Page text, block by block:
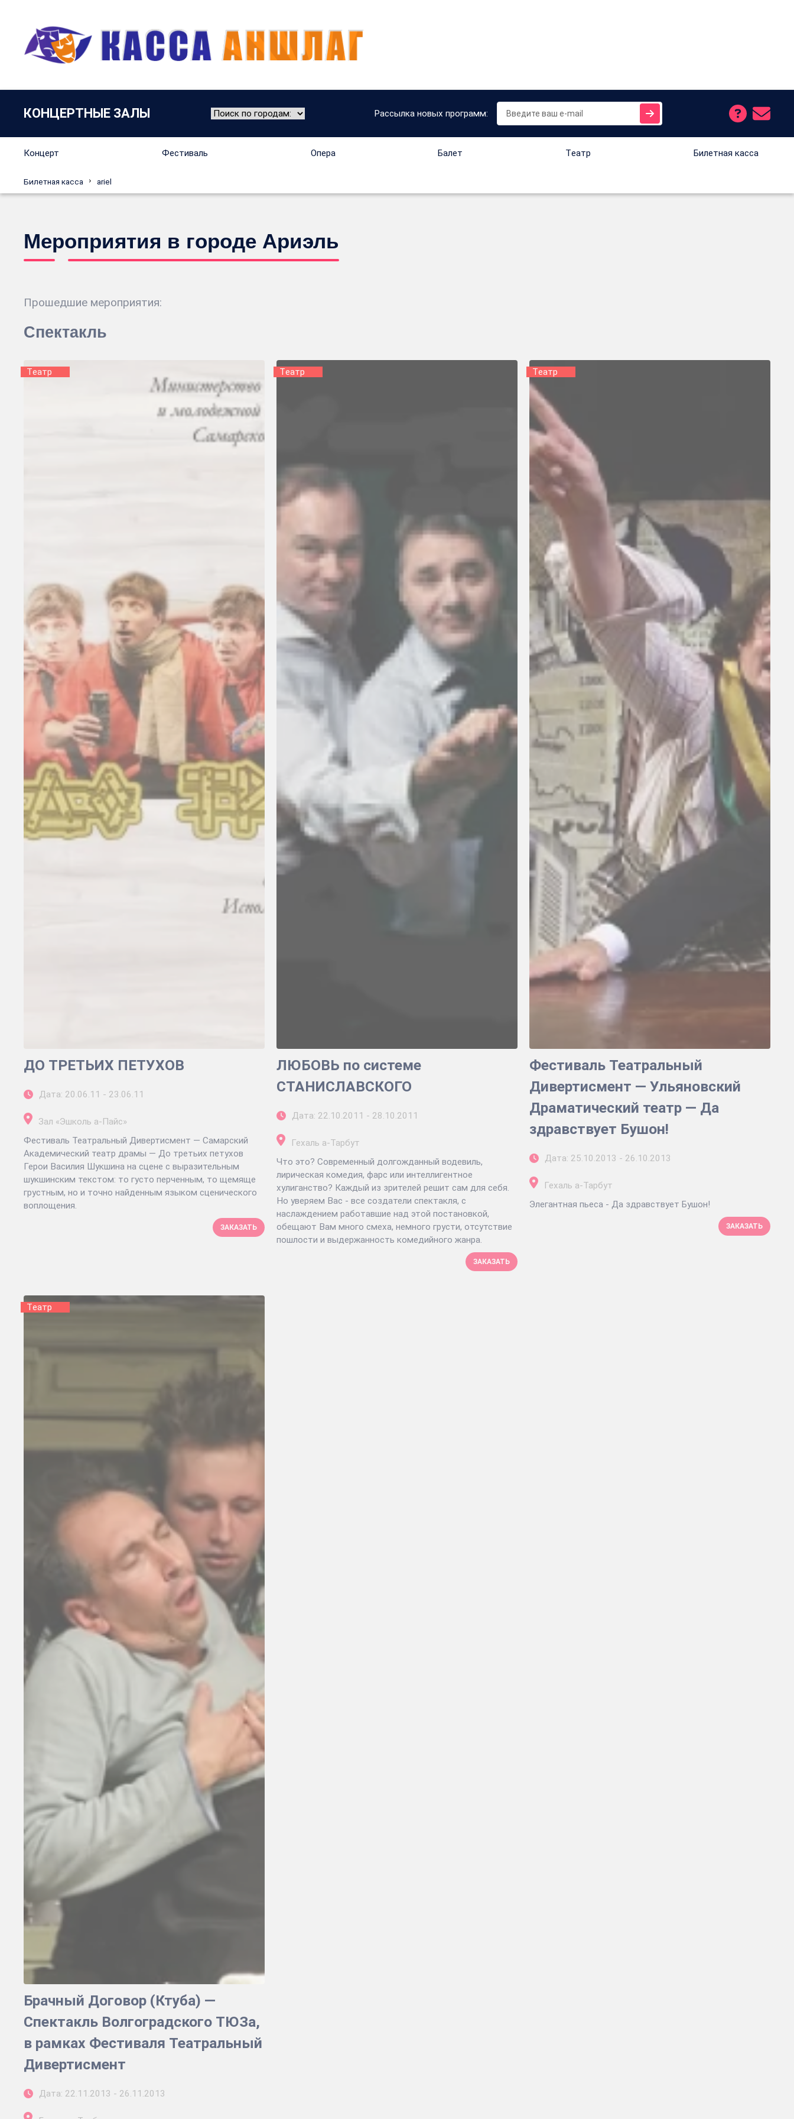
КОНЦЕРТНЫЕ ЗАЛЫ Рассылка новых программ:
Концерт Фестиваль Опера Балет Tеатр Билетная касса
Билетная касса ariel
Мероприятия в городе Ариэль
Прошедшие мероприятия:
Спектакль
Tеатр
ДО ТРЕТЬИХ ПЕТУХОВ
Дата: 20.06.11 - 23.06.11
Зал «Эшколь а-Пайс»
Фестиваль Театральный Дивертисмент — Самарский
Академический театр драмы — До третьих петухов
Герои Василия Шукшина на сцене с выразительным
шукшинским текстом: то густо перченным, то щемяще
грустным, но и точно найденным языком сценического
воплощения.
ЗАКАЗАТЬ
Tеатр
ЛЮБОВЬ по системе
СТАНИСЛАВСКОГО
Дата: 22.10.2011 - 28.10.2011
Гехаль а-Тарбут
Что это? Современный долгожданный водевиль,
лирическая комедия, фарс или интеллигентное
хулиганство? Каждый из зрителей решит сам для себя.
Но уверяем Вас - все создатели спектакля, с
наслаждением работавшие над этой постановкой,
обещают Вам много смеха, немного грусти, отсутствие
пошлости и выдержанность комедийного жанра.
ЗАКАЗАТЬ
Tеатр
Фестиваль Театральный
Дивертисмент — Ульяновский
Драматический театр — Да
здравствует Бушон!
Дата: 25.10.2013 - 26.10.2013
Гехаль а-Тарбут
Элегантная пьеса - Да здравствует Бушон!
ЗАКАЗАТЬ
Tеатр
Брачный Договор (Ктуба) —
Спектакль Волгоградского ТЮЗа,
в рамках Фестиваля Театральный
Дивертисмент
Дата: 22.11.2013 - 26.11.2013